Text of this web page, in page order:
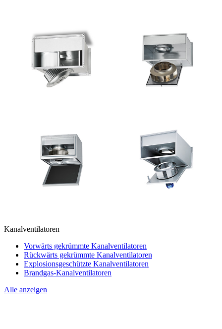
Kanalventilatoren
Vorwärts gekrümmte Kanalventilatoren
Rückwärts gekrümmte Kanalventilatoren
Explosionsgeschützte Kanalventilatoren
Brandgas-Kanalventilatoren
Alle anzeigen